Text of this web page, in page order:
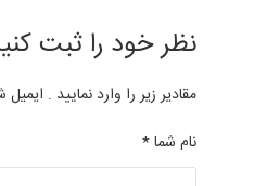
نظر خود را ثبت
مقادیر زیر را وارد نمایید .
نام شما *